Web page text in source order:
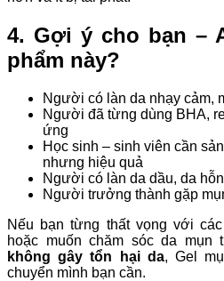
4. Gợi ý cho bạn –
phẩm này?
Người có làn da nhạy cảm,
Người đã từng dùng BHA,
ứng
Học sinh – sinh viên cần
nhưng hiệu quả
Người có làn da dầu, da
Người trưởng thành gặp
Nếu bạn từng thất vọng với
hoặc muốn chăm sóc da mụn
không gây tổn hại da, Gel
chuyển mình bạn cần.